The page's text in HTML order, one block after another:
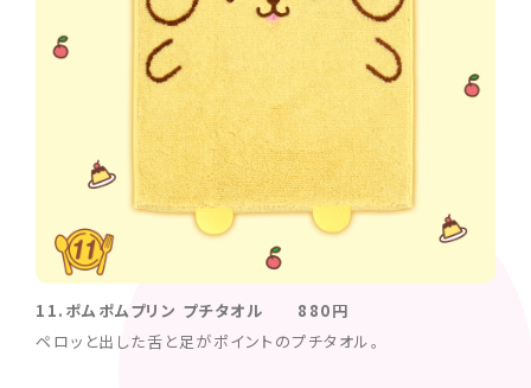
11.ポムポムプリン プチタオル 880円
ペロッと出した舌と足がポイントのプチタオル。